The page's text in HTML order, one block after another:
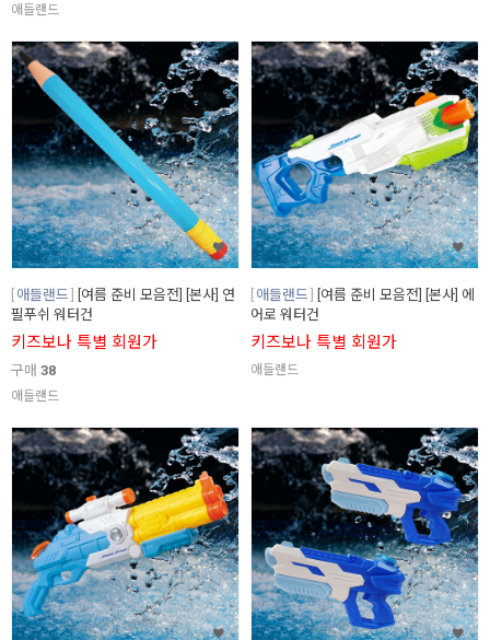
애들랜드
애들랜드
[여름 준비 모음전] [본사] 연
필푸쉬 워터건
키즈보나 특별 회원가
구매 38
애들랜드
애들랜드
[여름 준비 모음전] [본사] 에
어로 워터건
키즈보나 특별 회원가
애들랜드